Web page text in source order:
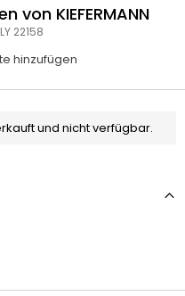
von KIEFERMANN
22158
hinzufügen
und nicht verfügbar.